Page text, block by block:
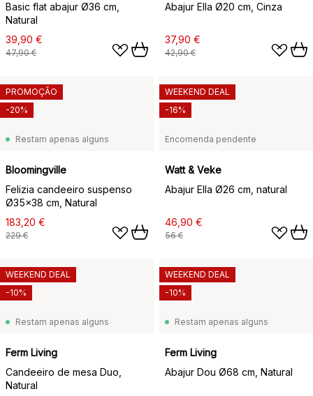
Basic flat abajur Ø36 cm,
Natural
39,90 €
47,90 €
Abajur Ella Ø20 cm, Cinza
37,90 €
42,90 €
Restam apenas alguns
Bloomingville
Felizia candeeiro suspenso
Ø35x38 cm, Natural
183,20 €
229 €
PROMOÇÃO
-20%
Encomenda pendente
Watt & Veke
Abajur Ella Ø26 cm, natural
46,90 €
56 €
WEEKEND DEAL
-16%
Restam apenas alguns
Ferm Living
Candeeiro de mesa Duo,
Natural
WEEKEND DEAL
-10%
Restam apenas alguns
Ferm Living
Abajur Dou Ø68 cm, Natural
WEEKEND DEAL
-10%